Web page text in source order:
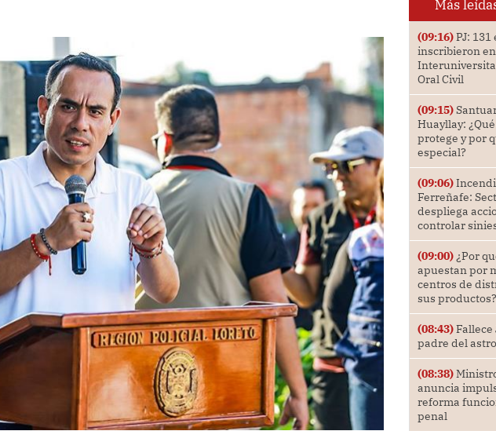
Más
(09:16)PJ: 131
inscribieron
Oral Civil
(09:15)
Huayllay:
protege y por
especial?
(09:06)
Ferreñafe:
despliega
controlar
(09:00)¿Por
apuestan por
centros de
sus productos?
(08:43)Fallece
padre del
(08:38)
anuncia
reforma
penal